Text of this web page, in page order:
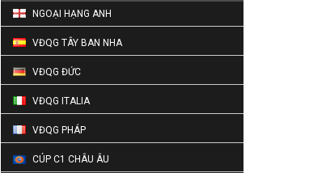
NGOẠI HẠNG ANH
VĐQG TÂY BAN NHA
VĐQG ĐỨC
VĐQG ITALIA
VĐQG PHÁP
CÚP C1 CHÂU ÂU